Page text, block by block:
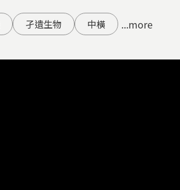
孑遺生物 中橫 ...more